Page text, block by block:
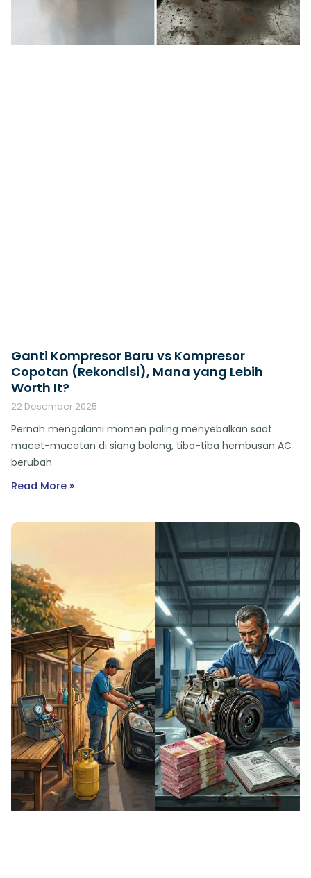
Ganti Kompresor Baru vs Kompresor
Copotan (Rekondisi), Mana yang Lebih
Worth It?
22 Desember 2025
Pernah mengalami momen paling menyebalkan saat
macet-macetan di siang bolong, tiba-tiba hembusan AC
berubah
Read More »